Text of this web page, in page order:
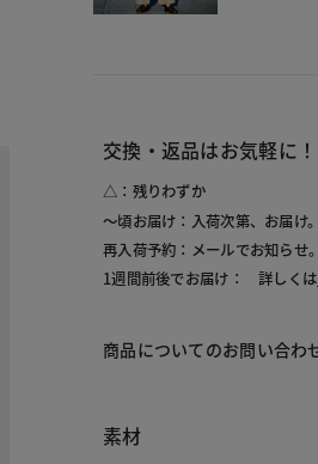
交換・返品はお気軽に！
△：残りわずか
～頃お届け：入荷次第、お届け。
再入荷予約：メールでお知らせ
1週間前後でお届け： 詳しくは
商品についてのお問い合わ
素材